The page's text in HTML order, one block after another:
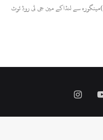
(زما سوات ڈاٹ کام ، تازہ ترین۔ 21 مئی 2018ء)مینگورہ سے لنڈاکے مین جی ٹی روڈ ٹوٹ
YouTube